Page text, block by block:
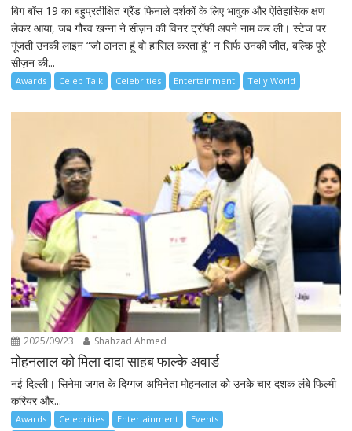
बिग बॉस 19 का बहुप्रतीक्षित ग्रैंड फिनाले दर्शकों के लिए भावुक और ऐतिहासिक क्षण
लेकर आया, जब गौरव खन्ना ने सीज़न की विनर ट्रॉफी अपने नाम कर ली। स्टेज पर
गूंजती उनकी लाइन “जो ठानता हूं वो हासिल करता हूं” न सिर्फ उनकी जीत, बल्कि पूरे
सीज़न की...
Awards Celeb Talk Celebrities Entertainment Telly World
2025/09/23 Shahzad Ahmed
मोहनलाल को मिला दादा साहब फाल्के अवार्ड
नई दिल्ली। सिनेमा जगत के दिग्गज अभिनेता मोहनलाल को उनके चार दशक लंबे फिल्मी
करियर और...
Awards Celebrities Entertainment
Events